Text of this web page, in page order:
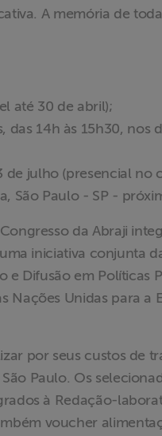
A memória de
até 30 de abril);
14h às 15h30, nos
julho (presencial no
São Paulo - SP -
da Abraji
iniciativa conjunta
Difusão em Políticas
Nações Unidas para a
por seus custos de
Paulo. Os
à Redação-
voucher